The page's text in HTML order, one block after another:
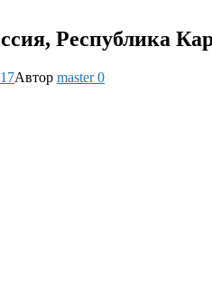
Республика
Автор master0